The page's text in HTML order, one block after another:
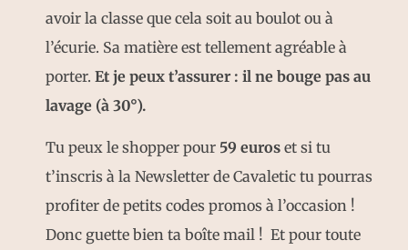
avoir la classe que cela soit au boulot ou à
l’écurie. Sa matière est tellement agréable à
porter. Et je peux t’assurer : il ne bouge pas au
lavage (à 30°).
Tu peux le shopper pour 59 euros et si tu
t’inscris à la Newsletter de Cavaletic tu pourras
profiter de petits codes promos à l’occasion !
Donc guette bien ta boîte mail ! Et pour toute